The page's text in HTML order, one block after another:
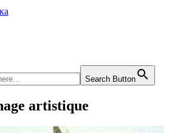
Search Button
artistique